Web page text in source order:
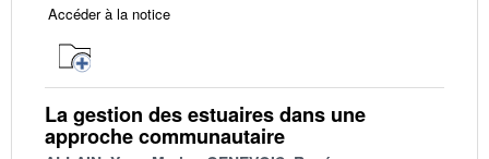
Accéder à la notice
La gestion des estuaires dans une
approche communautaire